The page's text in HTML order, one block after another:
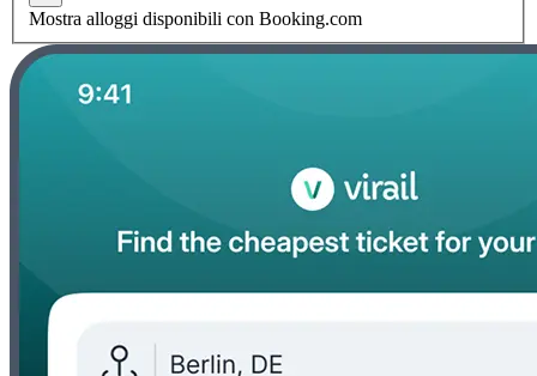
Mostra alloggi disponibili con Booking.com